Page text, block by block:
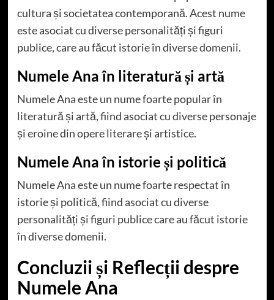
cultura și societatea contemporană. Acest nume
este asociat cu diverse personalități și figuri
publice, care au făcut istorie în diverse domenii.
Numele Ana în literatură și artă
Numele Ana este un nume foarte popular în
literatură și artă, fiind asociat cu diverse personaje
și eroine din opere literare și artistice.
Numele Ana în istorie și politică
Numele Ana este un nume foarte respectat în
istorie și politică, fiind asociat cu diverse
personalități și figuri publice care au făcut istorie
în diverse domenii.
Concluzii și Reflecții despre
Numele Ana